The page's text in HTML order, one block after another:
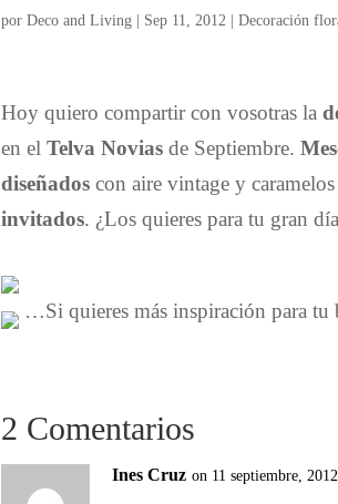
porDeco and Living Sep 11, 2012 |Decoración
Hoy quiero compartir con vosotras la
en elTelva Novias de Septiembre.
diseñados con aire vintage y
invitados. ¿Los quieres para tu gran
…Si quieres más inspiración para tu
2 Comentarios
Ines Cruz on 11 septiembre,